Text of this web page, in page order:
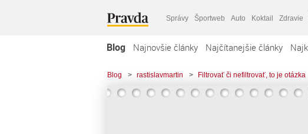
Správy Športweb Auto Koktail Zdravie
Blog Najnovšie články Najčítanejšie články
Blog > rastislavmartin > Filtrovať či nefiltrovať, to je otázka